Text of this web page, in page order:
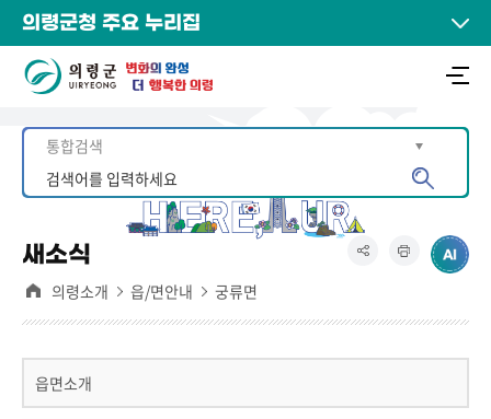
의령군청 주요 누리집
새소식
의령소개 읍/면안내 궁류면
읍면소개